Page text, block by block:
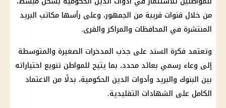
من خلال قنوات قريبة من الجمهور، وعلى رأسها مكاتب البريد
المنتشرة في المحافظات والمراكز والقرى.
وتعتمد فكرة السند على جذب المدخرات الصغيرة والمتوسطة
إلى وعاء رسمي بعائد محدد، بما يتيح للمواطن تنويع اختياراته
بين البنوك والبريد وأدوات الدين الحكومية، بدلًا من الاعتماد
الكامل على الشهادات التقليدية.